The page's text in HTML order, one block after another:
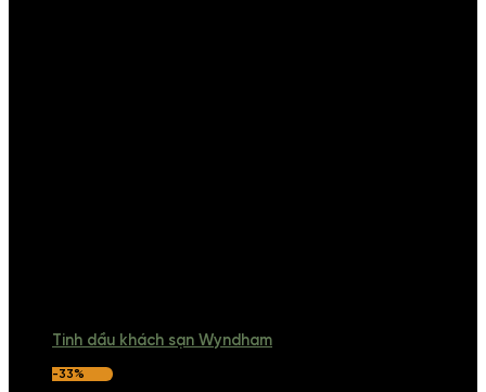
Tinh dầu khách sạn Wyndham
-33%